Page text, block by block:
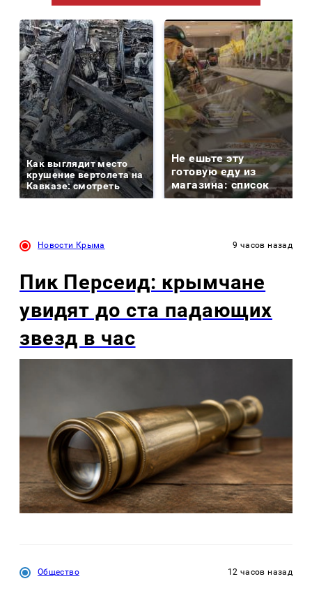
Как выглядит место
крушение вертолета на
Кавказе: смотреть
Не ешьте эту
готовую еду из
магазина: список
Новости Крыма 9 часов назад
Пик Персеид: крымчане
увидят до ста падающих
звезд в час
Общество 12 часов назад